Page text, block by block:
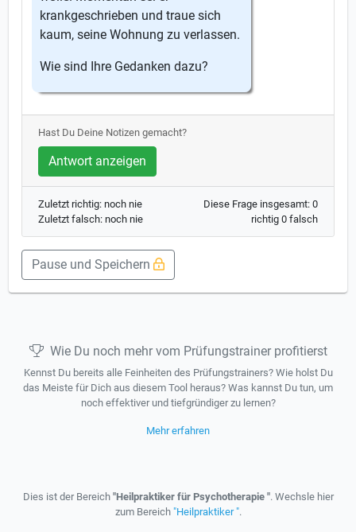
krankgeschrieben und traue sich
kaum, seine Wohnung zu verlassen.
Wie sind Ihre Gedanken dazu?
Hast Du Deine Notizen gemacht?
Antwort anzeigen
Zuletzt richtig: noch nie
Zuletzt falsch: noch nie
Diese Frage insgesamt: 0
richtig 0 falsch
Pause und Speichern
Wie Du noch mehr vom Prüfungstrainer profitierst
Kennst Du bereits alle Feinheiten des Prüfungstrainers? Wie holst Du
das Meiste für Dich aus diesem Tool heraus? Was kannst Du tun, um
noch effektiver und tiefgründiger zu lernen?
Mehr erfahren
Dies ist der Bereich "Heilpraktiker für Psychotherapie ". Wechsle hier
zum Bereich "Heilpraktiker ".